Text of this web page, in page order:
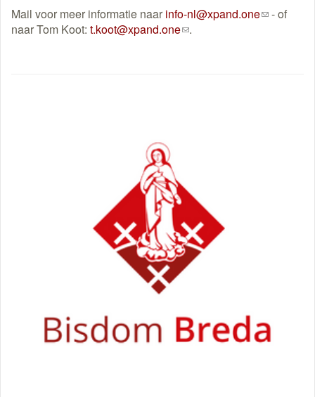
Mail voor meer informatie naar info-nl@xpand.one(link
- of
naar Tom Koot: t.koot@xpand.one(link
.